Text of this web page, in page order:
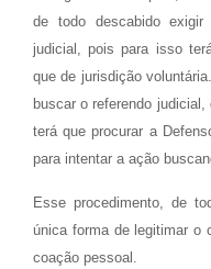
de todo descabido
judicial, pois para isso
que de jurisdição
buscar o referendo
terá que procurar a
para intentar a ação
Esse procedimento, de
única forma de legitimar o
coação pessoal.